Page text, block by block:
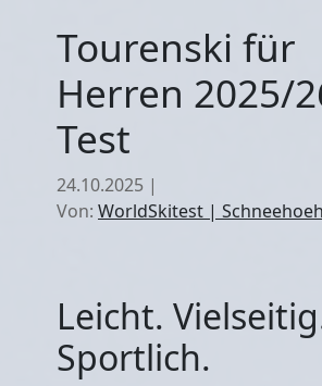
Tourenski für
Herren 2025/
Test
24.10.2025 |
Von: WorldSkitest |
Leicht.
Sportlich.